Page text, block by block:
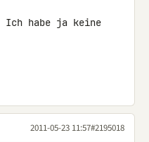
Ich habe ja keine
2011-05-23 11:57#2195018